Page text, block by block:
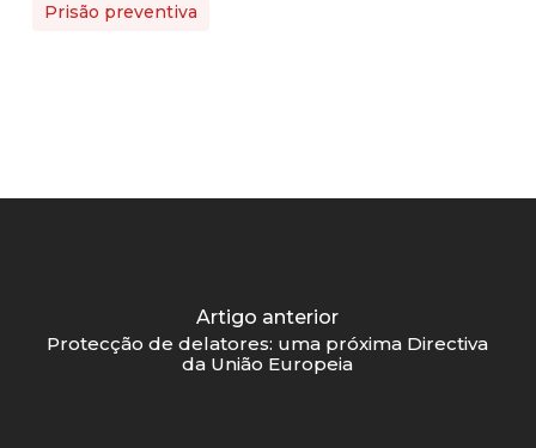
Prisão preventiva
Artigo anterior
Protecção de delatores: uma próxima Directiva
da União Europeia